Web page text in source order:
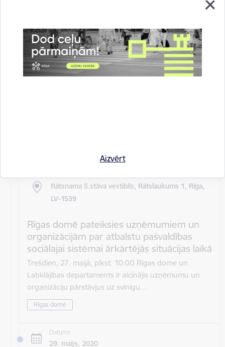
Aizvērt
14.sēde (ārkārtas)
Sēdes darba kārtība: Grozījumi Rīgas domes 2016.
gada 19. aprīļa saistošajos noteikumos Nr. 198 "Par
kārtību, kādā tiek…
Rātsnama 5.stāva vestibils, Rātslaukums 1, Rīga,
LV-1539
Rīgas domē pateiksies uzņēmumiem un
organizācijām par atbalstu pašvaldības
sociālajai sistēmai ārkārtējās situācijas laikā
Trešdien, 27. maijā, plkst. 10.00 Rīgas dome un
Labklājības departaments ir aicinājis uzņēmumu un
organizāciju pārstāvjus uz svinīgu…
Rīgas domē
Datums
29. maijs, 2020